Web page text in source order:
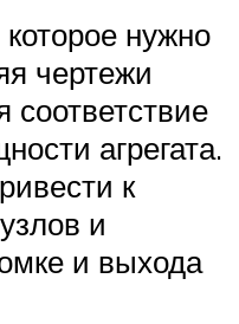
нужно
чертежи
соответствие
агрегата.
к
и
и выхода